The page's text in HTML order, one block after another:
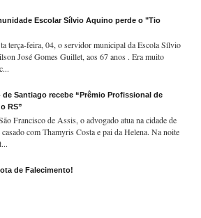
Escolar Sílvio Aquino perde o "Tio
terça-feira, 04, o servidor municipal da Escola Sílvio
José Gomes Guillet, aos 67 anos . Era muito
Santiago recebe “Prêmio Profissional de
RS”
Francisco de Assis, o advogado atua na cidade de
com Thamyris Costa e pai da Helena. Na noite
de Falecimento!